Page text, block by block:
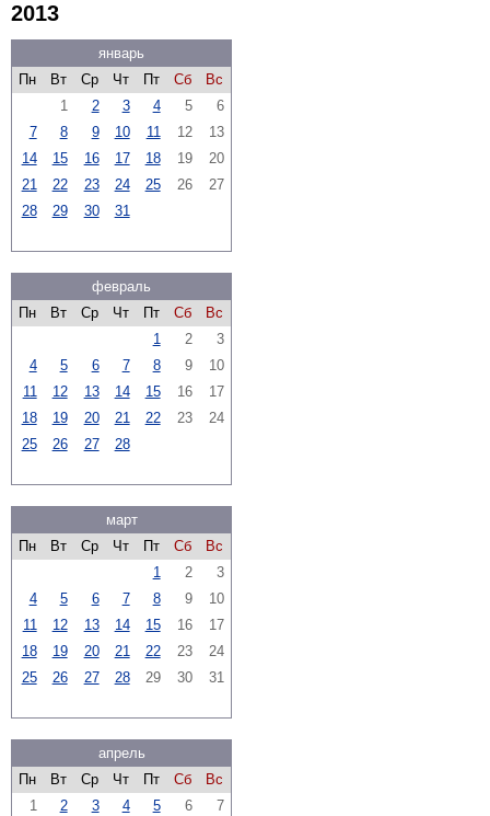
2013
январь
Пн
Вт Ср Чт Пт Сб
Вс
1
2 3 4 5
6
7
8 9 10 11 12
13
14
15 16 17 18 19
20
21
22 23 24 25 26
27
28
29 30 31
февраль
Пн
Вт Ср Чт Пт Сб
Вс
1
2
3
4
5 6 7 8 9
10
11
12 13 14 15 16
17
18
19 20 21 22 23
24
25
26 27 28
март
Пн
Вт Ср Чт Пт Сб
Вс
1
2
3
4
5 6 7 8 9
10
11
12 13 14 15 16
17
18
19 20 21 22 23
24
25
26 27 28 29 30 31
апрель
Пн
Вт Ср Чт Пт Сб
Вс
1
2 3 4 5 6
7